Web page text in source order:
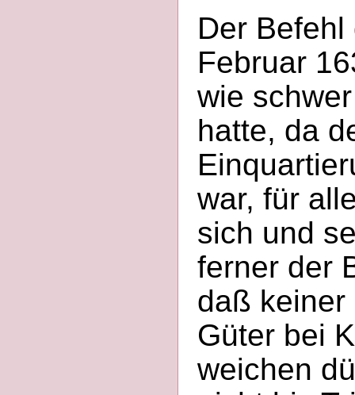
Der
Februar
wie
hatte, da
war, für
sich und
ferner der
daß keiner
Güter bei
weichen